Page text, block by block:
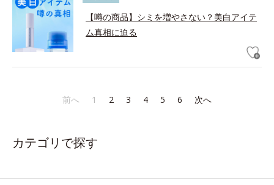
【噂の商品】シミを増やさない？美白アイテ
ム真相に迫る
前へ 1 2 3 4 5 6 次へ
カテゴリで探す